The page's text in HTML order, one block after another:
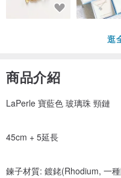
逛
商品介紹
LaPerle 寶藍色 玻璃珠 頸鏈
45cm + 5延長
鍊子材質: 鍍銠(Rhodium, 一